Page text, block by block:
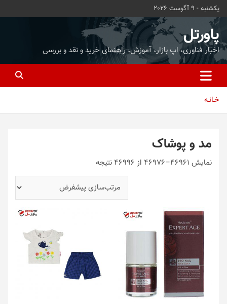
محتوا
بروید
یکشنبه - 9 آگوست 2026
پاورتل
اخبار فناوری، اپ بازار، آموزش، راهنمای خرید و نقد و بررسی
خـانـه
مد و پوشاک
نمایش 46961–46976 از 46996 نتیجه